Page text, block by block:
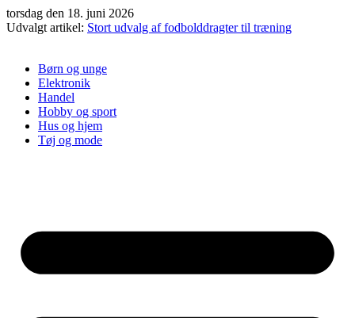
Videre
til
torsdag den 18. juni 2026
Udvalgt artikel: Stort udvalg af fodbolddragter til træning
Børn og unge
Elektronik
Handel
Hobby og sport
Hus og hjem
Tøj og mode